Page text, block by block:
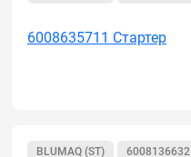
6008635711 Стартер
BLUMAQ (ST) 6008136632